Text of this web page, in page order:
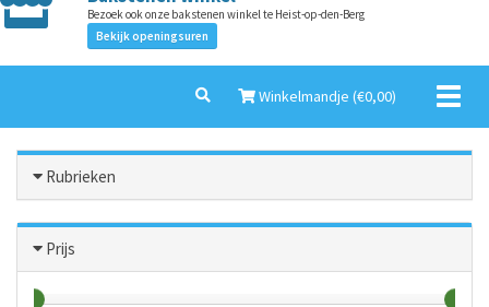
Bezoek ook onze bakstenen winkel te Heist-op-den-Berg
Bekijk openingsuren
Winkelmandje (€0,00)
Rubrieken
Prijs